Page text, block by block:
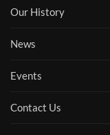
Our History
News
Events
Contact Us